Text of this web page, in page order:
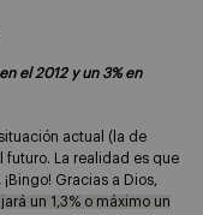
el 2012 y un 3% en
actual (la de
futuro. La realidad es que
¡Bingo! Gracias a Dios,
un 1,3% o máximo un